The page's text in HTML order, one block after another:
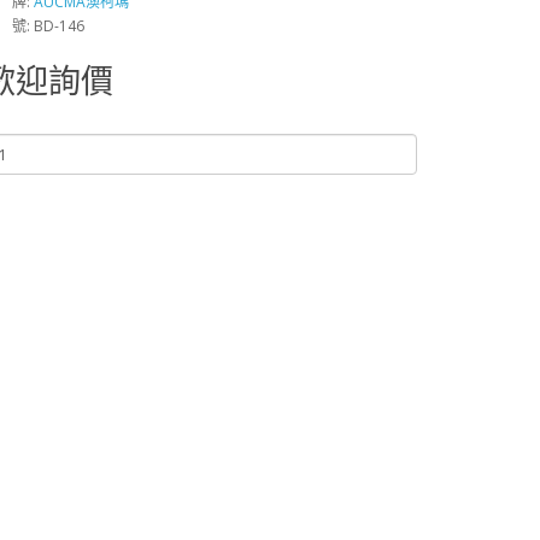
號: BD-146
迎詢價